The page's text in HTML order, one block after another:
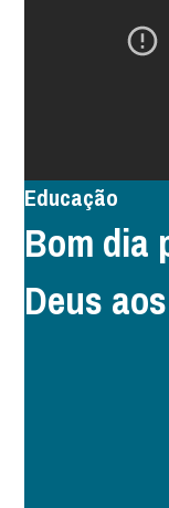
Educação
Bom dia
Deus